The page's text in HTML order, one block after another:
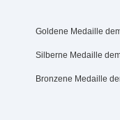
Goldene Medaille
Silberne Medaille
Bronzene Medaille